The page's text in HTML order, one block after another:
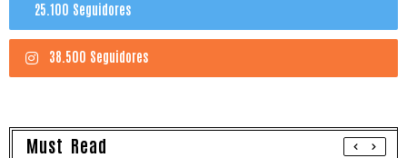
25.100 Seguidores
38.500 Seguidores
Must Read